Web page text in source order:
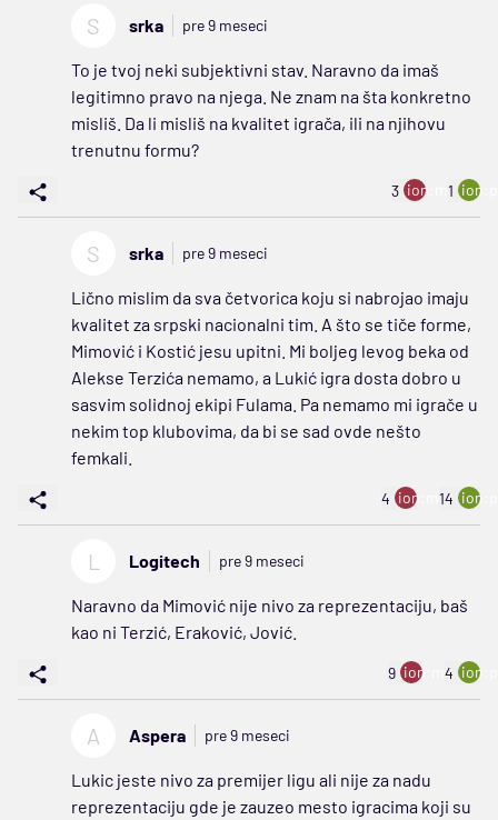
S srka pre 9 meseci
To je tvoj neki subjektivni stav. Naravno da imaš
legitimno pravo na njega. Ne znam na šta konkretno
misliš. Da li misliš na kvalitet igrača, ili na njihovu
trenutnu formu?
3 ion:minus
1
S srka pre 9 meseci
Lično mislim da sva četvorica koju si nabrojao imaju
kvalitet za srpski nacionalni tim. A što se tiče forme,
Mimović i Kostić jesu upitni. Mi boljeg levog beka od
Alekse Terzića nemamo, a Lukić igra dosta dobro u
sasvim solidnoj ekipi Fulama. Pa nemamo mi igrače u
nekim top klubovima, da bi se sad ovde nešto
femkali.
4 ion:minus
14
L Logitech pre 9 meseci
Naravno da Mimović nije nivo za reprezentaciju, baš
kao ni Terzić, Eraković, Jović.
9 ion:minus
4
A Aspera pre 9 meseci
Lukic jeste nivo za premijer ligu ali nije za nadu
reprezentaciju gde je zauzeo mesto igracima koji su